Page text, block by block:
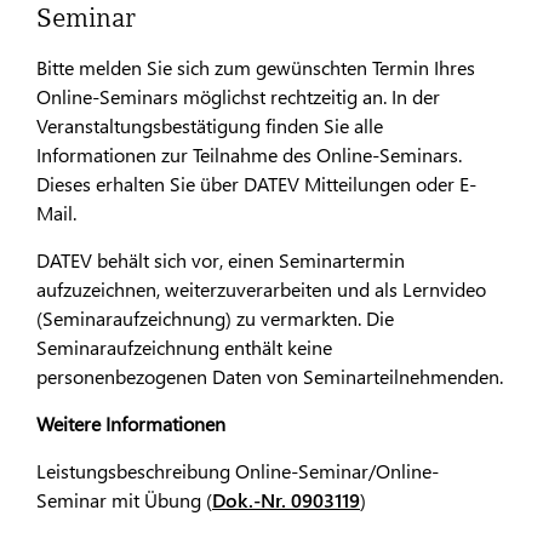
Seminar
Bitte melden Sie sich zum gewünschten Termin Ihres
Online-Seminars möglichst rechtzeitig an. In der
Veranstaltungsbestätigung finden Sie alle
Informationen zur Teilnahme des Online-Seminars.
Dieses erhalten Sie über DATEV Mitteilungen oder E-
Mail.
DATEV behält sich vor, einen Seminartermin
aufzuzeichnen, weiterzuverarbeiten und als Lernvideo
(Seminaraufzeichnung) zu vermarkten. Die
Seminaraufzeichnung enthält keine
personenbezogenen Daten von Seminarteilnehmenden.
Weitere Informationen
Leistungsbeschreibung Online-Seminar/Online-
Seminar mit Übung (Dok.-Nr. 0903119)